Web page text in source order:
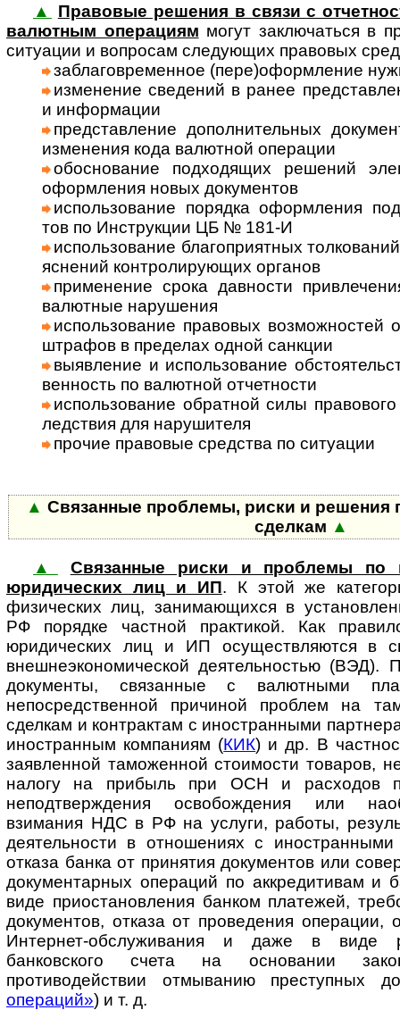
▲
Правовые решения в связи с
валют­ным опе­ра­циям могут за­клю­ча­ться в
ситу­ации и воп­ро­сам сле­дую­щих пра­во­вых
заблаговременное (пере)оформ­ление
изменение сведений в ранее
и инфор­мации
представление дополнительных
изме­не­ния кода валют­ной опе­рации
обоснование подходящих решений
оформ­ле­ния новых доку­мен­тов
использование порядка оформления
тов по Инст­рук­ции ЦБ № 181-И
использование благоприятных
яс­не­ний конт­роли­рую­щих орга­нов
применение срока давности
валют­ные нару­шения
использование правовых возможностей
штра­фов в пре­де­лах одной санкции
выявление и использование
вен­ность по валют­ной отчет­но­сти
использование обратной силы
лед­ст­вия для нару­шителя
прочие правовые средства по ситу­ации
▲ Связанные проблемы, риски и решения
сделкам ▲
▲
Связанные риски и проблемы по
юридических лиц и ИП. К этой же
физических лиц, занимающихся в
РФ порядке частной практикой. Как
юридических лиц и ИП осуществляются в
внешнеэкономической деятельностью (ВЭД).
документы, связанные с валютными
непосредственной причиной проблем на
сделкам и контрактам с иностранными
иностранным компаниям (КИК) и др. В
заявленной таможенной стоимости товаров,
налогу на прибыль при ОСН и расходов
неподтверждения освобождения или
взимания НДС в РФ на услуги, работы,
деятельности в отношениях с
отказа банка от принятия документов или
документарных операций по аккредитивам и
виде приостановления банком платежей,
документов, отказа от проведения операции,
Интернет-обслуживания и даже в виде
банковского счета на основании
противодействии отмыванию преступных
операций») и т. д.